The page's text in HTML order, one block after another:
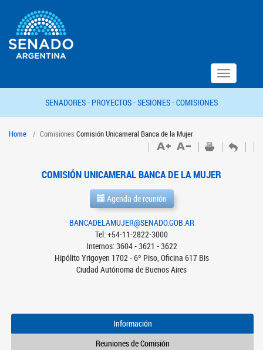
Toggle
navigation
SENADORES - PROYECTOS -SESIONES -COMISIONES
Home Comisiones Comisión Unicameral Banca de la Mujer
COMISIÓN UNICAMERAL BANCA DE LA MUJER
Agenda de reunión
BANCADELAMUJER@SENADO.GOB.AR
Tel: +54-11-2822-3000
Internos: 3604 - 3621 - 3622
Hipólito Yrigoyen 1702 - 6º Piso, Oficina 617 Bis
Ciudad Autónoma de Buenos Aires
Información
Reuniones de Comisión